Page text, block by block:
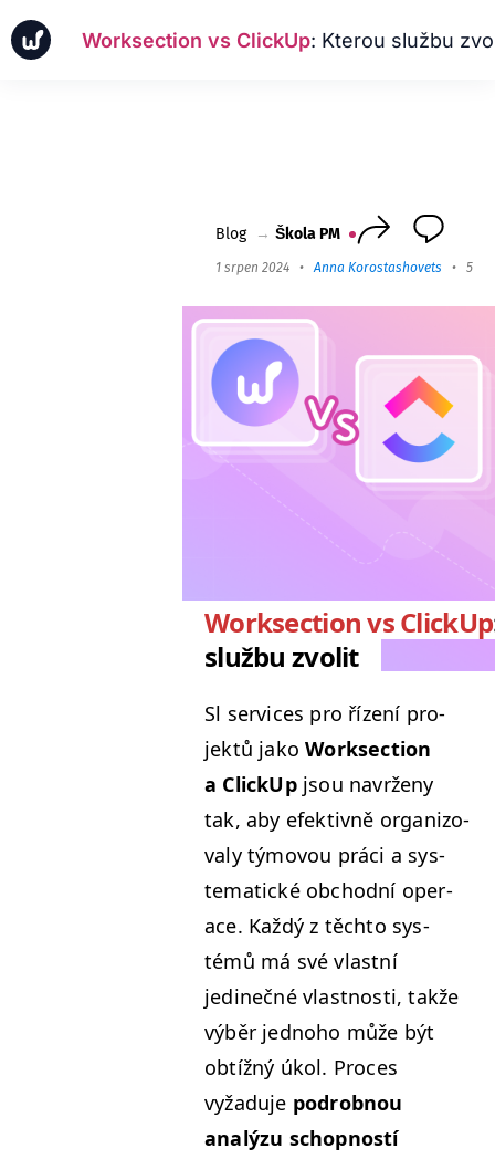
Worksection vs ClickUp: Kterou službu
Blog → Škola PM
1 srpen 2024 •Anna Korostashovets • 5
Worksection vs ClickUp
službu zvolit
Sl ser­vices pro řízení pro­
jek­tů jakoWork­sec­tion
a Click­Upjsou navrže­ny
tak, aby efek­tivně orga­ni­zo­
valy týmovou prá­ci a sys­
tem­at­ické obchod­ní oper­
ace. Každý z těch­to sys­
témů má své vlast­ní
jedinečné vlast­nos­ti, takže
výběr jed­no­ho může být
obtížný úkol. Pro­ces
vyžadu­je podrob­nou
analýzu schop­nos­tí